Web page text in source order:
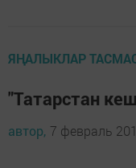
ЯҢАЛЫКЛАР
"Татарстан
автор, 7 февраль